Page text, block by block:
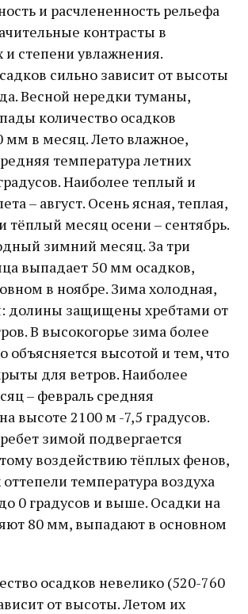
и расчлененность рельефа
контрасты в
и степени увлажнения.
сильно зависит от высоты
Весной нередки туманы,
количество осадков
мм в месяц. Лето влажное,
температура летних
Наиболее теплый и
– август. Осень ясная, теплая,
тёплый месяц осени – сентябрь.
зимний месяц. За три
выпадает 50 мм осадков,
в ноябре. Зима холодная,
долины защищены хребтами от
В высокогорье зима более
объясняется высотой и тем, что
для ветров. Наиболее
– февраль средняя
высоте 2100 м -7,5 градусов.
зимой подвергается
воздействию тёплых фенов,
температура воздуха
0 градусов и выше. Осадки на
80 мм, выпадают в основном
осадков невелико (520-760
от высоты. Летом их